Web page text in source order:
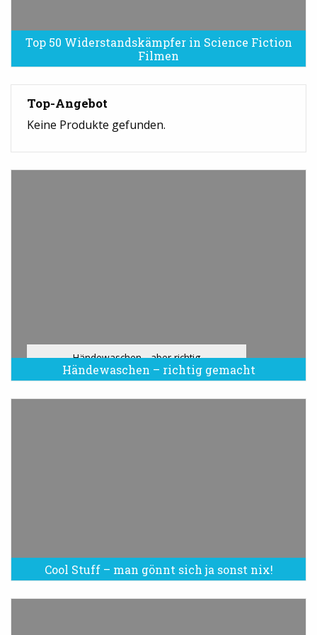
Top 50 Widerstandskämpfer in Science Fiction
Filmen
Top-Angebot
Keine Produkte gefunden.
Händewaschen – richtig gemacht
Händewaschen - aber richtig
Cool Stuff – man gönnt sich ja sonst nix!